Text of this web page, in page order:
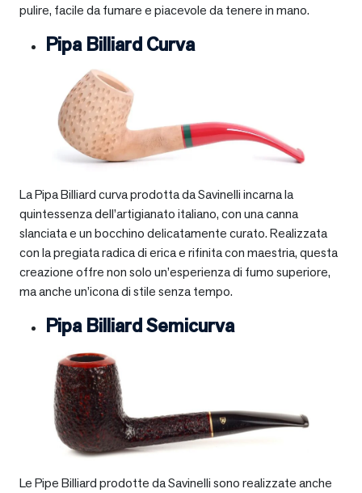
pulire, facile da fumare e piacevole da tenere in mano.
Pipa Billiard Curva
La Pipa Billiard curva prodotta da Savinelli incarna la
quintessenza dell’artigianato italiano, con una canna
slanciata e un bocchino delicatamente curato. Realizzata
con la pregiata radica di erica e rifinita con maestria, questa
creazione offre non solo un’esperienza di fumo superiore,
ma anche un’icona di stile senza tempo.
Pipa Billiard Semicurva
Le Pipe Billiard prodotte da Savinelli sono realizzate anche